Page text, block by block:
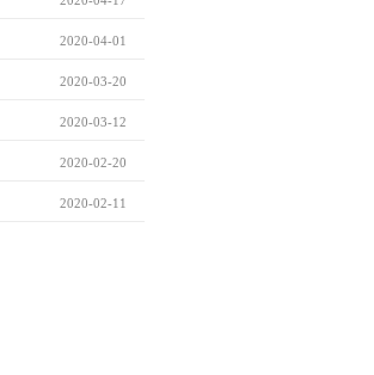
2020-04-01
2020-03-20
2020-03-12
2020-02-20
2020-02-11